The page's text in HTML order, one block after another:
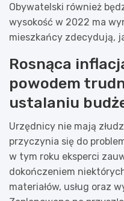
Obywatelski również
wysokość w 2022 ma
mieszkańcy zdecydują,
Rosnąca
powodem
ustalaniu
Urzędnicy nie mają
przyczynia się do
w tym roku eksperci
dokończeniem
materiałów, usług oraz